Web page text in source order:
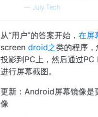
— July.Tech
从“用户”的答案开始， 在屏
screen droid之类的程序
投影到PC上，然后通过
进行屏幕截图。
更新：Android屏幕镜像是
像